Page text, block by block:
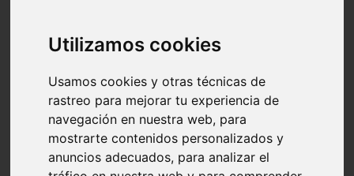
Utilizamos cookies
Usamos cookies y otras técnicas de
rastreo para mejorar tu experiencia de
navegación en nuestra web, para
mostrarte contenidos personalizados y
anuncios adecuados, para analizar el
Valencia - valencia
Málaga - nerja
A-coruña - santiago-de-compostela
Tarragona - tarragona
Asturias - gijón
Girona - figueres
Madrid - leganés